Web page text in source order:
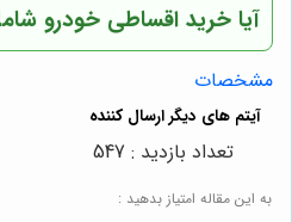
آیا خرید اقساطی خودرو
مشخصات
به این مقاله امتیاز بدهید :
تعداد بازدید : 547